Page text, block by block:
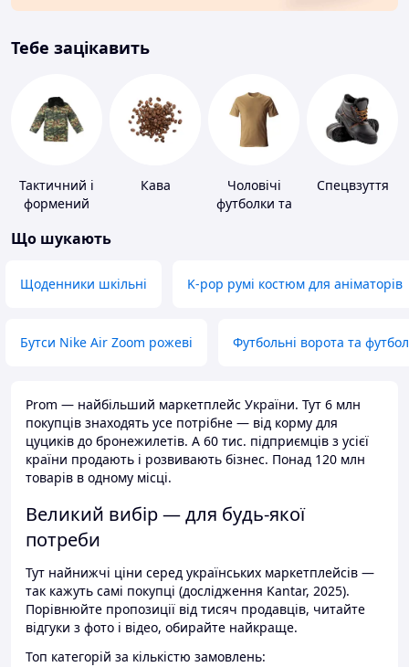
Тебе зацікавить
Тактичний і
формений
Кава
Чоловічі
футболки та
Спецвзуття
Що шукають
Щоденники шкільні K-pop румі костюм для аніматорів
Бутси Nike Air Zoom рожеві Футбольні ворота та
Prom — найбільший маркетплейс України. Тут 6 млн
покупців знаходять усе потрібне — від корму для
цуциків до бронежилетів. А 60 тис. підприємців з усієї
країни продають і розвивають бізнес. Понад 120 млн
товарів в одному місці.
Великий вибір — для будь-якої
потреби
Тут найнижчі ціни серед українських маркетплейсів —
так кажуть самі покупці (дослідження Kantar, 2025).
Порівнюйте пропозиції від тисяч продавців, читайте
відгуки з фото і відео, обирайте найкраще.
Топ категорій за кількістю замовлень: